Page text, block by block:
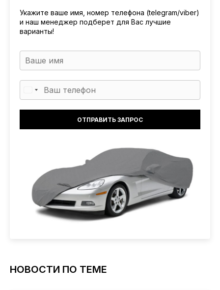
Укажите ваше имя, номер телефона (telegram/viber)
и наш менеджер подберет для Вас лучшие
варианты!
НОВОСТИ ПО ТЕМЕ